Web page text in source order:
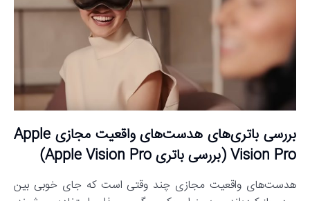
بررسی باتری‌های هدست‌های واقعیت مجازی Apple
Vision Pro (بررسی باتری Apple Vision Pro)
هدست‌های واقعیت مجازی چند وقتی است که جای خوبی بین